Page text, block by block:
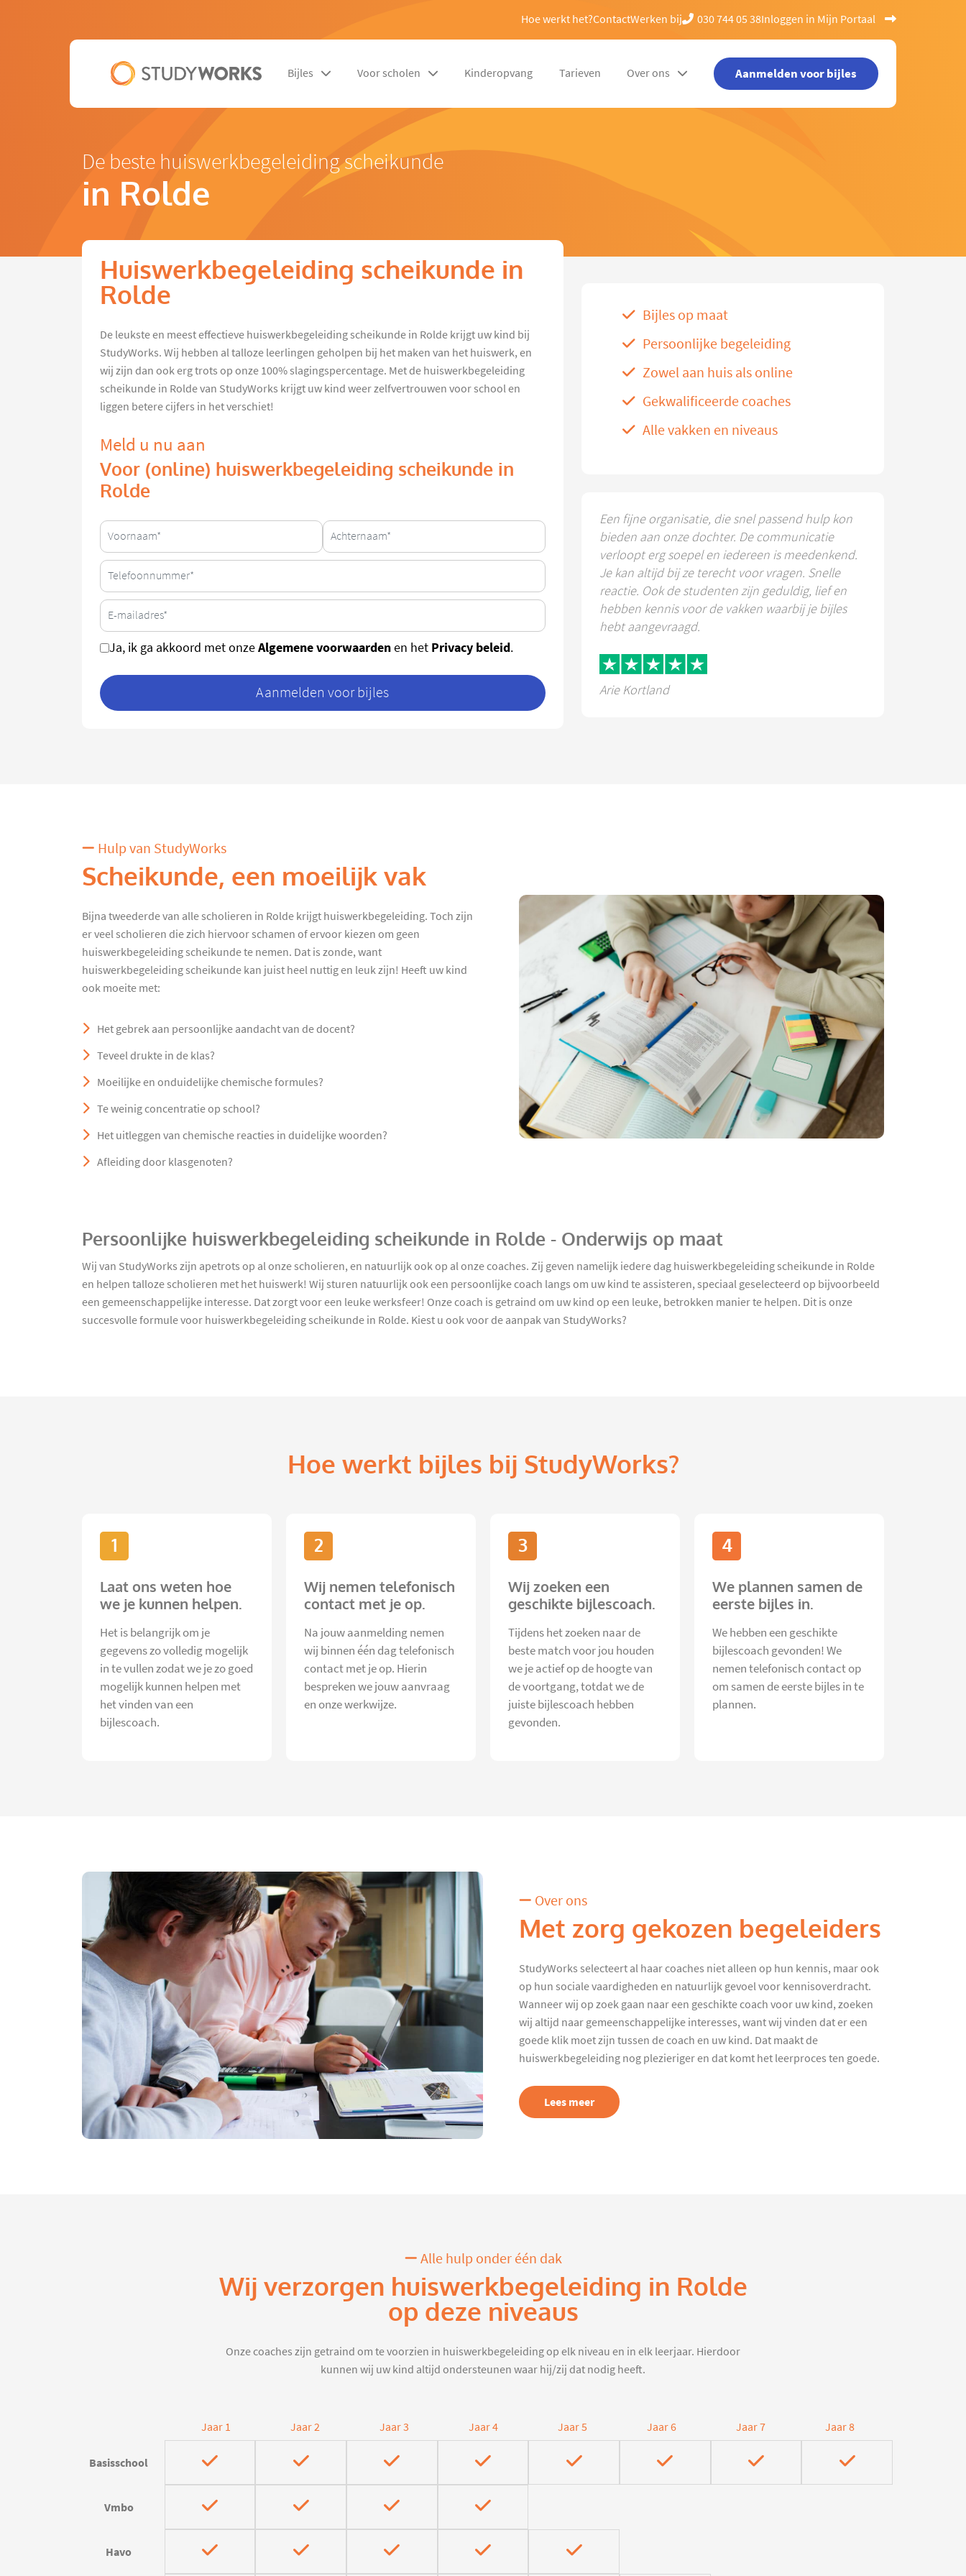
Hoe werkt het?ContactWerken bij 030 744 05 38Inloggen in Mijn Portaal
Bijles Voor scholen Kinderopvang Tarieven Over ons Aanmelden voor bijles
De beste huiswerkbegeleiding scheikunde
in Rolde
Huiswerkbegeleiding scheikunde in
Rolde
De leukste en meest effectieve huiswerkbegeleiding scheikunde in Rolde krijgt uw kind bij
StudyWorks. Wij hebben al talloze leerlingen geholpen bij het maken van het huiswerk, en
wij zijn dan ook erg trots op onze 100% slagingspercentage. Met de huiswerkbegeleiding
scheikunde in Rolde van StudyWorks krijgt uw kind weer zelfvertrouwen voor school en
liggen betere cijfers in het verschiet!
Meld u nu aan
Voor (online) huiswerkbegeleiding scheikunde in
Rolde
Ja, ik ga akkoord met onzeAlgemene voorwaardenen het Privacy beleid.
Aanmelden voor bijles
Bijles op maat
Persoonlijke begeleiding
Zowel aan huis als online
Gekwalificeerde coaches
Alle vakken en niveaus
Een fijne organisatie, die snel passend hulp kon
bieden aan onze dochter. De communicatie
verloopt erg soepel en iedereen is meedenkend.
Je kan altijd bij ze terecht voor vragen. Snelle
reactie. Ook de studenten zijn geduldig, lief en
hebben kennis voor de vakken waarbij je bijles
hebt aangevraagd.
Arie Kortland
Hulp van StudyWorks
Scheikunde, een moeilijk vak
Bijna tweederde van alle scholieren in Rolde krijgt huiswerkbegeleiding. Toch zijn
er veel scholieren die zich hiervoor schamen of ervoor kiezen om geen
huiswerkbegeleiding scheikunde te nemen. Dat is zonde, want
huiswerkbegeleiding scheikunde kan juist heel nuttig en leuk zijn! Heeft uw kind
ook moeite met:
Het gebrek aan persoonlijke aandacht van de docent?
Teveel drukte in de klas?
Moeilijke en onduidelijke chemische formules?
Te weinig concentratie op school?
Het uitleggen van chemische reacties in duidelijke woorden?
Afleiding door klasgenoten?
Persoonlijke huiswerkbegeleiding scheikunde in Rolde - Onderwijs op maat
Wij van StudyWorks zijn apetrots op al onze scholieren, en natuurlijk ook op al onze coaches. Zij geven namelijk iedere dag huiswerkbegeleiding scheikunde in Rolde
en helpen talloze scholieren met het huiswerk! Wij sturen natuurlijk ook een persoonlijke coach langs om uw kind te assisteren, speciaal geselecteerd op bijvoorbeeld
een gemeenschappelijke interesse. Dat zorgt voor een leuke werksfeer! Onze coach is getraind om uw kind op een leuke, betrokken manier te helpen. Dit is onze
succesvolle formule voor huiswerkbegeleiding scheikunde in Rolde. Kiest u ook voor de aanpak van StudyWorks?
Hoe werkt bijles bij StudyWorks?
1
Laat ons weten hoe
we je kunnen helpen.
Het is belangrijk om je
gegevens zo volledig mogelijk
in te vullen zodat we je zo goed
mogelijk kunnen helpen met
het vinden van een
bijlescoach.
2
Wij nemen telefonisch
contact met je op.
Na jouw aanmelding nemen
wij binnen één dag telefonisch
contact met je op. Hierin
bespreken we jouw aanvraag
en onze werkwijze.
3
Wij zoeken een
geschikte bijlescoach.
Tijdens het zoeken naar de
beste match voor jou houden
we je actief op de hoogte van
de voortgang, totdat we de
juiste bijlescoach hebben
gevonden.
4
We plannen samen de
eerste bijles in.
We hebben een geschikte
bijlescoach gevonden! We
nemen telefonisch contact op
om samen de eerste bijles in te
plannen.
Over ons
Met zorg gekozen begeleiders
StudyWorks selecteert al haar coaches niet alleen op hun kennis, maar ook
op hun sociale vaardigheden en natuurlijk gevoel voor kennisoverdracht.
Wanneer wij op zoek gaan naar een geschikte coach voor uw kind, zoeken
wij altijd naar gemeenschappelijke interesses, want wij vinden dat er een
goede klik moet zijn tussen de coach en uw kind. Dat maakt de
huiswerkbegeleiding nog plezieriger en dat komt het leerproces ten goede.
Lees meer
Alle hulp onder één dak
Wij verzorgen huiswerkbegeleiding in Rolde
op deze niveaus
Onze coaches zijn getraind om te voorzien in huiswerkbegeleiding op elk niveau en in elk leerjaar. Hierdoor
kunnen wij uw kind altijd ondersteunen waar hij/zij dat nodig heeft.
Jaar 1 Jaar 2 Jaar 3 Jaar 4 Jaar 5 Jaar 6 Jaar 7 Jaar 8
Basisschool
Vmbo
Havo